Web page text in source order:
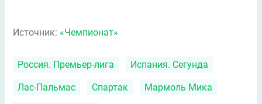
Источник: «Чемпионат»
Россия. Премьер-лига Испания. Сегунда
Лас-Пальмас Спартак Мармоль Мика